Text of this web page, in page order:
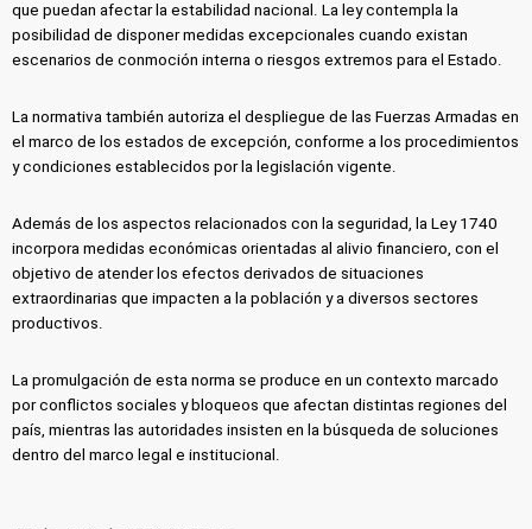
que puedan afectar la estabilidad nacional. La ley contempla la
posibilidad de disponer medidas excepcionales cuando existan
escenarios de conmoción interna o riesgos extremos para el Estado.
La normativa también autoriza el despliegue de las Fuerzas Armadas en
el marco de los estados de excepción, conforme a los procedimientos
y condiciones establecidos por la legislación vigente.
Además de los aspectos relacionados con la seguridad, la Ley 1740
incorpora medidas económicas orientadas al alivio financiero, con el
objetivo de atender los efectos derivados de situaciones
extraordinarias que impacten a la población y a diversos sectores
productivos.
La promulgación de esta norma se produce en un contexto marcado
por conflictos sociales y bloqueos que afectan distintas regiones del
país, mientras las autoridades insisten en la búsqueda de soluciones
dentro del marco legal e institucional.